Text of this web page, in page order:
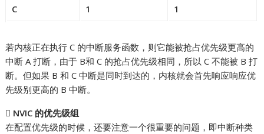
C 1 1
若内核正在执行 C 的中断服务函数，则它能被抢占优先级更高的
中断 A 打断，由于 B和 C 的抢占优先级相同，所以 C 不能被 B 打
断。但如果 B 和 C 中断是同时到达的，内核就会首先响应响应优
先级别更高的 B 中断。
 NVIC 的优先级组
在配置优先级的时候，还要注意一个很重要的问题，即中断种类